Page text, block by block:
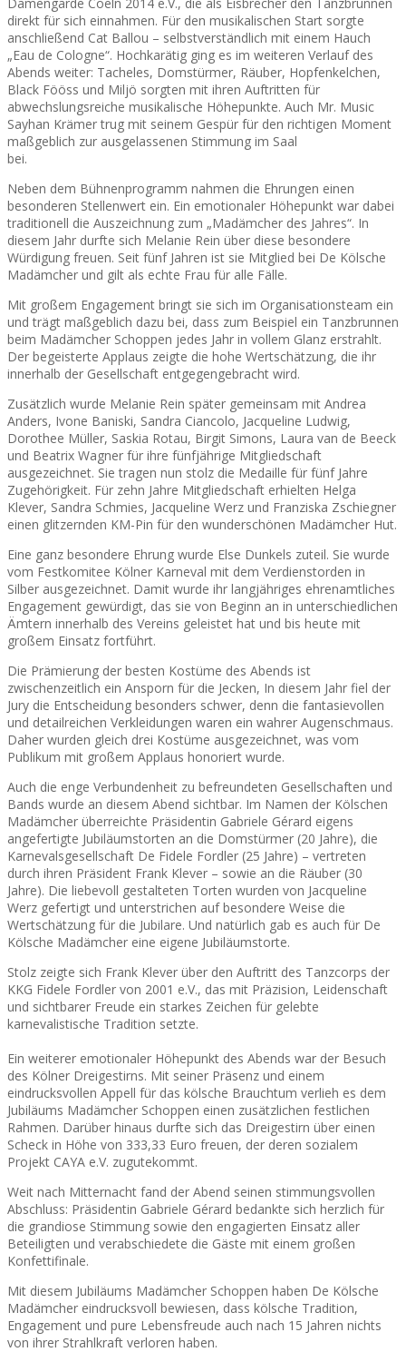
direkt für sich einnahmen. Für den musikalischen Start sorgte
anschließend Cat Ballou – selbstverständlich mit einem Hauch
„Eau de Cologne“. Hochkarätig ging es im weiteren Verlauf des
Abends weiter: Tacheles, Domstürmer, Räuber, Hopfenkelchen,
Black Fööss und Miljö sorgten mit ihren Auftritten für
abwechslungsreiche musikalische Höhepunkte. Auch Mr. Music
Sayhan Krämer trug mit seinem Gespür für den richtigen Moment
maßgeblich zur ausgelassenen Stimmung im Saal
bei.
Neben dem Bühnenprogramm nahmen die Ehrungen einen
besonderen Stellenwert ein. Ein emotionaler Höhepunkt war dabei
traditionell die Auszeichnung zum „Madämcher des Jahres“. In
diesem Jahr durfte sich Melanie Rein über diese besondere
Würdigung freuen. Seit fünf Jahren ist sie Mitglied bei De Kölsche
Madämcher und gilt als echte Frau für alle Fälle.
Mit großem Engagement bringt sie sich im Organisationsteam ein
und trägt maßgeblich dazu bei, dass zum Beispiel ein Tanzbrunnen
beim Madämcher Schoppen jedes Jahr in vollem Glanz erstrahlt.
Der begeisterte Applaus zeigte die hohe Wertschätzung, die ihr
innerhalb der Gesellschaft entgegengebracht wird.
Zusätzlich wurde Melanie Rein später gemeinsam mit Andrea
Anders, Ivone Baniski, Sandra Ciancolo, Jacqueline Ludwig,
Dorothee Müller, Saskia Rotau, Birgit Simons, Laura van de Beeck
und Beatrix Wagner für ihre fünfjährige Mitgliedschaft
ausgezeichnet. Sie tragen nun stolz die Medaille für fünf Jahre
Zugehörigkeit. Für zehn Jahre Mitgliedschaft erhielten Helga
Klever, Sandra Schmies, Jacqueline Werz und Franziska Zschiegner
einen glitzernden KM-Pin für den wunderschönen Madämcher Hut.
Eine ganz besondere Ehrung wurde Else Dunkels zuteil. Sie wurde
vom Festkomitee Kölner Karneval mit dem Verdienstorden in
Silber ausgezeichnet. Damit wurde ihr langjähriges ehrenamtliches
Engagement gewürdigt, das sie von Beginn an in unterschiedlichen
Ämtern innerhalb des Vereins geleistet hat und bis heute mit
großem Einsatz fortführt.
Die Prämierung der besten Kostüme des Abends ist
zwischenzeitlich ein Ansporn für die Jecken, In diesem Jahr fiel der
Jury die Entscheidung besonders schwer, denn die fantasievollen
und detailreichen Verkleidungen waren ein wahrer Augenschmaus.
Daher wurden gleich drei Kostüme ausgezeichnet, was vom
Publikum mit großem Applaus honoriert wurde.
Auch die enge Verbundenheit zu befreundeten Gesellschaften und
Bands wurde an diesem Abend sichtbar. Im Namen der Kölschen
Madämcher überreichte Präsidentin Gabriele Gérard eigens
angefertigte Jubiläumstorten an die Domstürmer (20 Jahre), die
Karnevalsgesellschaft De Fidele Fordler (25 Jahre) – vertreten
durch ihren Präsident Frank Klever – sowie an die Räuber (30
Jahre). Die liebevoll gestalteten Torten wurden von Jacqueline
Werz gefertigt und unterstrichen auf besondere Weise die
Wertschätzung für die Jubilare. Und natürlich gab es auch für De
Kölsche Madämcher eine eigene Jubiläumstorte.
Stolz zeigte sich Frank Klever über den Auftritt des Tanzcorps der
KKG Fidele Fordler von 2001 e.V., das mit Präzision, Leidenschaft
und sichtbarer Freude ein starkes Zeichen für gelebte
karnevalistische Tradition setzte.
Ein weiterer emotionaler Höhepunkt des Abends war der Besuch
des Kölner Dreigestirns. Mit seiner Präsenz und einem
eindrucksvollen Appell für das kölsche Brauchtum verlieh es dem
Jubiläums Madämcher Schoppen einen zusätzlichen festlichen
Rahmen. Darüber hinaus durfte sich das Dreigestirn über einen
Scheck in Höhe von 333,33 Euro freuen, der deren sozialem
Projekt CAYA e.V. zugutekommt.
Weit nach Mitternacht fand der Abend seinen stimmungsvollen
Abschluss: Präsidentin Gabriele Gérard bedankte sich herzlich für
die grandiose Stimmung sowie den engagierten Einsatz aller
Beteiligten und verabschiedete die Gäste mit einem großen
Konfettifinale.
Mit diesem Jubiläums Madämcher Schoppen haben De Kölsche
Madämcher eindrucksvoll bewiesen, dass kölsche Tradition,
Engagement und pure Lebensfreude auch nach 15 Jahren nichts
von ihrer Strahlkraft verloren haben.